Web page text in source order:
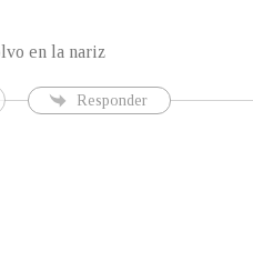
en la nariz
Responder